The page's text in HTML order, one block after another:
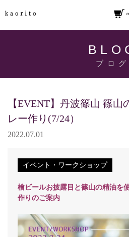
ブログ
【EVENT】丹波篠山 篠
レー作り(7/24）
2022.07.01
イベント・ワークショップ
檜ビールお披露目と篠山の精油を
作りのご案内